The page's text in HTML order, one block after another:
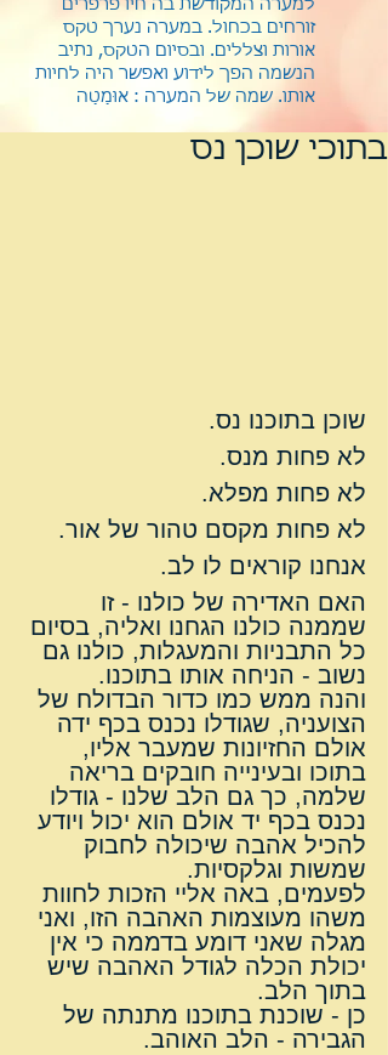
למערה המקודשת בה חיו פרפרים
זורחים בכחול. במערה נערך טקס
אורות וצללים. ובסיום הטקס, נתיב
הנשמה הפך לידוע ואפשר היה לחיות
אותו. שמה של המערה : אוּמַטַה
בתוכי שוכן נס
שוכן בתוכנו נס.
לא פחות מנס.
לא פחות מפלא.
לא פחות מקסם טהור של אור.
אנחנו קוראים לו לב.
האם האדירה של כולנו - זו
שממנה כולנו הגחנו ואליה, בסיום
כל התבניות והמעגלות, כולנו גם
נשוב - הניחה אותו בתוכנו.
והנה ממש כמו כדור הבדולח של
הצועניה, שגודלו נכנס בכף ידה
אולם החזיונות שמעבר אליו,
בתוכו ובעינייה חובקים בריאה
שלמה, כך גם הלב שלנו - גודלו
נכנס בכף יד אולם הוא יכול ויודע
להכיל אהבה שיכולה לחבוק
שמשות וגלקסיות.
לפעמים, באה אליי הזכות לחוות
משהו מעוצמות האהבה הזו, ואני
מגלה שאני דומע בדממה כי אין
יכולת הכלה לגודל האהבה שיש
בתוך הלב.
כן - שוכנת בתוכנו מתנתה של
הגבירה - הלב האוהב.